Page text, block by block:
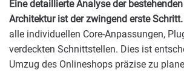
Eine detaillierte Analyse der
Architektur ist der zwingend erste Schritt.
alle individuellen Core-Anpassungen,
verdeckten Schnittstellen. Dies ist
Umzug des Onlineshops präzise zu